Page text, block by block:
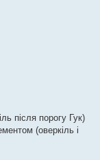
після порогу Гук)
(оверкіль і